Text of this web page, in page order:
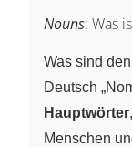
Nouns: Was
Was sind
Deutsch
Hauptwörter
Menschen